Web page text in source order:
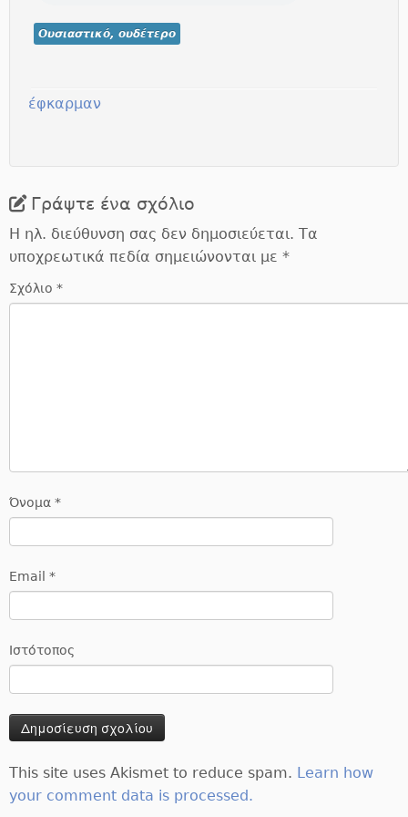
Ουσιαστικό, ουδέτερο
έφκαρμαν
Γράψτε ένα σχόλιο
Η ηλ. διεύθυνση σας δεν δημοσιεύεται. Τα
υποχρεωτικά πεδία σημειώνονται με *
Σχόλιο *
Όνομα *
Email *
Ιστότοπος
This site uses Akismet to reduce spam. Learn how
your comment data is processed.